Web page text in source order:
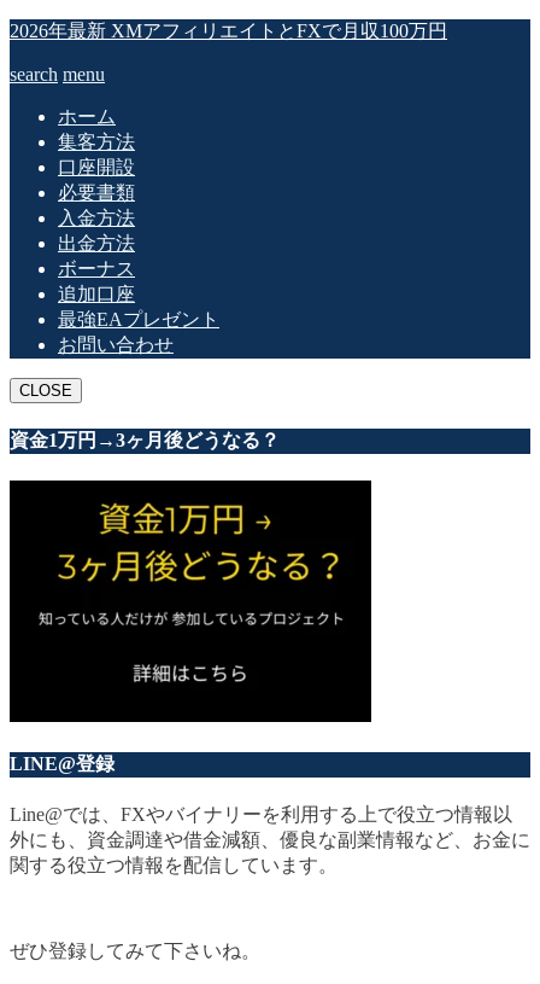
2026年最新 XMアフィリエイトとFXで月収100万円
search menu
ホーム
集客方法
口座開設
必要書類
入金方法
出金方法
ボーナス
追加口座
最強EAプレゼント
お問い合わせ
CLOSE
資金1万円→3ヶ月後どうなる？
LINE@登録
Line@では、FXやバイナリーを利用する上で役立つ情報以
外にも、資金調達や借金減額、優良な副業情報など、お金に
関する役立つ情報を配信しています。
ぜひ登録してみて下さいね。